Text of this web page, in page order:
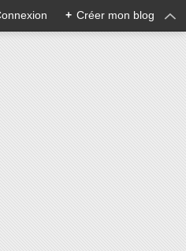
+ Créer mon blog